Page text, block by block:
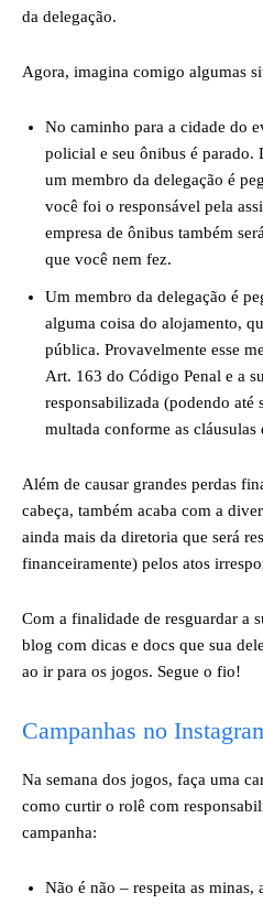
da delegação.
Agora, imagina comigo algumas
No caminho para a cidade do
policial e seu ônibus é parado.
um membro da delegação é
você foi o responsável pela
empresa de ônibus também
que você nem fez.
Um membro da delegação é
alguma coisa do alojamento,
pública. Provavelmente esse
Art. 163 do Código Penal e a
responsabilizada (podendo até
multada conforme as cláusulas
Além de causar grandes perdas
cabeça, também acaba com a
ainda mais da diretoria que será
financeiramente) pelos atos
Com a finalidade de resguardar a
blog com dicas e docs que sua
ao ir para os jogos. Segue o fio!
Campanhas no
Na semana dos jogos, faça uma
como curtir o rolê com
campanha:
Não é não – respeita as minas,